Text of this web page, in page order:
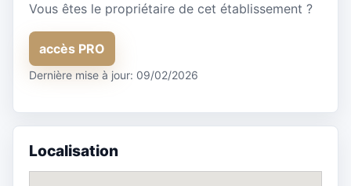
Vous êtes le propriétaire de cet établissement ?
accès PRO
Dernière mise à jour: 09/02/2026
Localisation